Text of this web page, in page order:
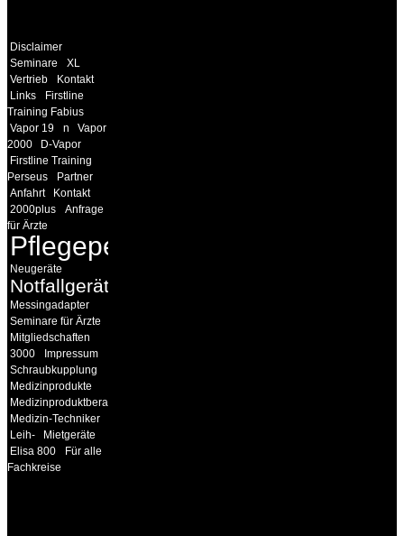
Disclaimer
Seminare
XL
Vertrieb
Kontakt
Links
Firstline
Training Fabius
Vapor 19
n
Vapor
2000
D-Vapor
Firstline Training
Perseus
Partner
Anfahrt
Kontakt
2000plus
Anfrage
für Ärzte
Pflegepersonal
Neugeräte
Notfallgeräte
Messingadapter
Seminare für Ärzte
Mitgliedschaften
3000
Impressum
Schraubkupplung
Medizinprodukte
Medizinproduktberater
Medizin-Techniker
Leih-
Mietgeräte
Elisa 800
Für alle
Fachkreise